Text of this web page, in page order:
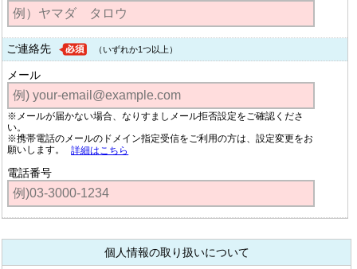
ご連絡先 （いずれか1つ以上）
メール
※メールが届かない場合、なりすましメール拒否設定をご確認くださ
い。
※携帯電話のメールのドメイン指定受信をご利用の方は、設定変更をお
願いします。
詳細はこちら
電話番号
個人情報の取り扱いについて